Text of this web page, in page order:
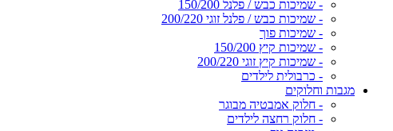
- שמיכות כבש / פלנל 150/200
- שמיכות כבש / פלנל זוגי 200/220
- שמיכות פוך
- שמיכות קיץ 150/200
- שמיכות קיץ זוגי 200/220
- כרבולית לילדים
מגבות וחלוקים
- חלוק אמבטיה מבוגר
- חלוק רחצה לילדים